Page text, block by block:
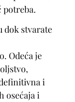
potreba.
dok stvarate
Odeća je
i
osećaja i